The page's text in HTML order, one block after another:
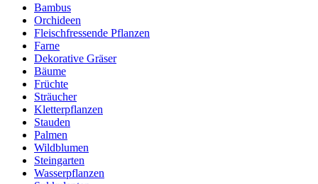
Bambus
Orchideen
Fleischfressende Pflanzen
Farne
Dekorative Gräser
Bäume
Früchte
Sträucher
Kletterpflanzen
Stauden
Palmen
Wildblumen
Steingarten
Wasserpflanzen